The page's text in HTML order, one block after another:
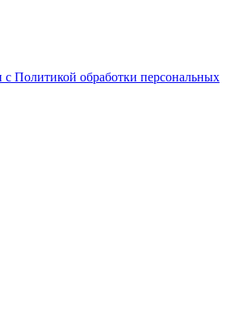
Политикой обработки персональных